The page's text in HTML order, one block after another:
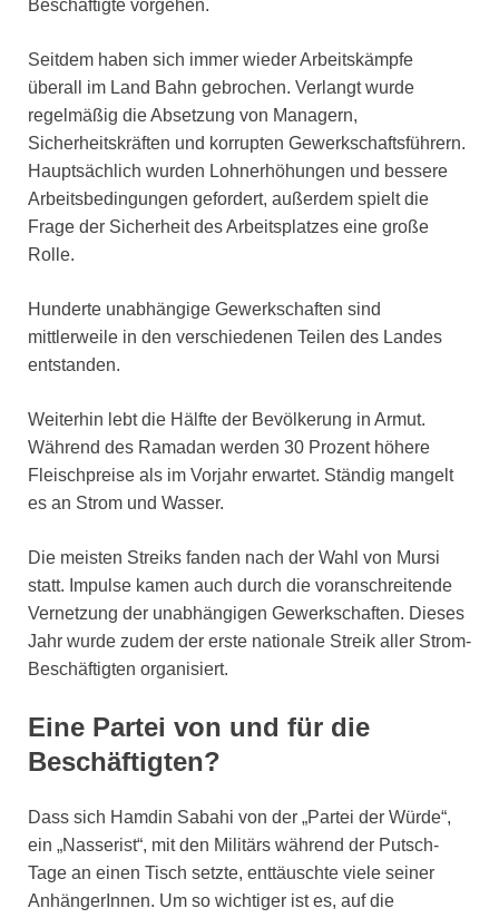
Beschäftigte vorgehen.
Seitdem haben sich immer wieder Arbeitskämpfe
überall im Land Bahn gebrochen. Verlangt wurde
regelmäßig die Absetzung von Managern,
Sicherheitskräften und korrupten Gewerkschaftsführern.
Hauptsächlich wurden Lohnerhöhungen und bessere
Arbeitsbedingungen gefordert, außerdem spielt die
Frage der Sicherheit des Arbeitsplatzes eine große
Rolle.
Hunderte unabhängige Gewerkschaften sind
mittlerweile in den verschiedenen Teilen des Landes
entstanden.
Weiterhin lebt die Hälfte der Bevölkerung in Armut.
Während des Ramadan werden 30 Prozent höhere
Fleischpreise als im Vorjahr erwartet. Ständig mangelt
es an Strom und Wasser.
Die meisten Streiks fanden nach der Wahl von Mursi
statt. Impulse kamen auch durch die voranschreitende
Vernetzung der unabhängigen Gewerkschaften. Dieses
Jahr wurde zudem der erste nationale Streik aller Strom-
Beschäftigten organisiert.
Eine Partei von und für die
Beschäftigten?
Dass sich Hamdin Sabahi von der „Partei der Würde“,
ein „Nasserist“, mit den Militärs während der Putsch-
Tage an einen Tisch setzte, enttäuschte viele seiner
AnhängerInnen. Um so wichtiger ist es, auf die